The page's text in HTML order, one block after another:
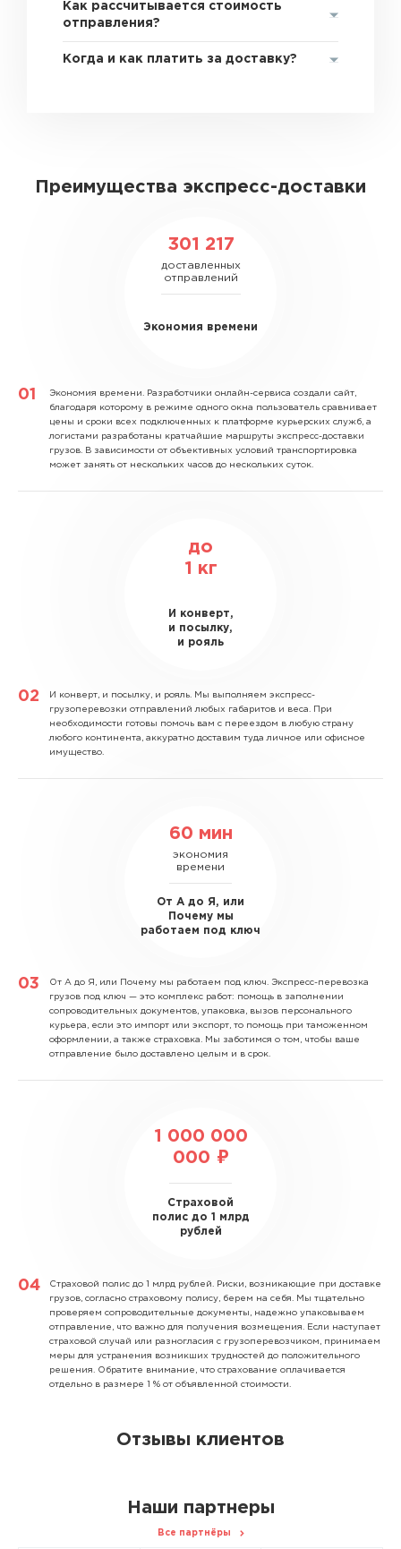
Как рассчитывается стоимость
отправления?
Когда и как платить за доставку?
Преимущества экспресс-доставки
301 217
доставленных
отправлений
Экономия времени
Экономия времени. Разработчики онлайн-сервиса создали сайт,
благодаря которому в режиме одного окна пользователь сравнивает
цены и сроки всех подключенных к платформе курьерских служб, а
логистами разработаны кратчайшие маршруты экспресс-доставки
грузов. В зависимости от объективных условий транспортировка
может занять от нескольких часов до нескольких суток.
до
1
кг
И конверт,
и посылку,
и рояль
И конверт, и посылку, и рояль. Мы выполняем экспресс-
грузоперевозки отправлений любых габаритов и веса. При
необходимости готовы помочь вам с переездом в любую страну
любого континента, аккуратно доставим туда личное или офисное
имущество.
60 мин
экономия
времени
От А до Я, или
Почему мы
работаем под ключ
От А до Я, или Почему мы работаем под ключ. Экспресс-перевозка
грузов под ключ — это комплекс работ: помощь в заполнении
сопроводительных документов, упаковка, вызов персонального
курьера, если это импорт или экспорт, то помощь при таможенном
оформлении, а также страховка. Мы заботимся о том, чтобы ваше
отправление было доставлено целым и в срок.
1 000 000
000 ₽
Страховой
полис до 1 млрд
рублей
Страховой полис до 1 млрд рублей. Риски, возникающие при доставке
грузов, согласно страховому полису, берем на себя. Мы тщательно
проверяем сопроводительные документы, надежно упаковываем
отправление, что важно для получения возмещения. Если наступает
страховой случай или разногласия с грузоперевозчиком, принимаем
меры для устранения возникших трудностей до положительного
решения. Обратите внимание, что страхование оплачивается
отдельно в размере 1 % от объявленной стоимости.
Отзывы клиентов
Наши партнеры
Все партнёры